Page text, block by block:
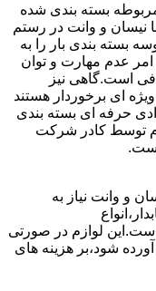
بسته بندی شده
نیسان و وانت در رستم
بسته بندی بار را به
امر عدم مهارت و توان
است.گاهی نیز
ای برخوردار هستند
حرفه ای بسته بندی
توسط کادر شرکت
است.
و وانت نیاز به
لوازم در صورتی
شود،بر هزینه های